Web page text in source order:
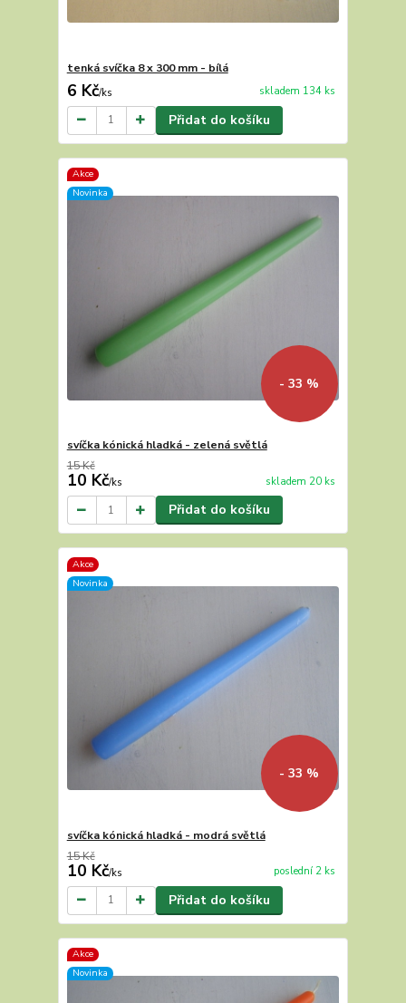
tenká svíčka 8 x 300 mm - bílá
6 Kč/ks skladem 134 ks
Přidat do košíku
Akce
Novinka
- 33 %
svíčka kónická hladká - zelená světlá
15 Kč
10 Kč/ks skladem 20 ks
Přidat do košíku
Akce
Novinka
- 33 %
svíčka kónická hladká - modrá světlá
15 Kč
10 Kč/ks poslední 2 ks
Přidat do košíku
Akce
Novinka